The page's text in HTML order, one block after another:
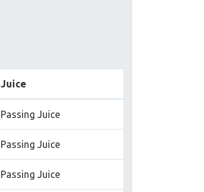
Juice
Passing Juice
Passing Juice
Passing Juice